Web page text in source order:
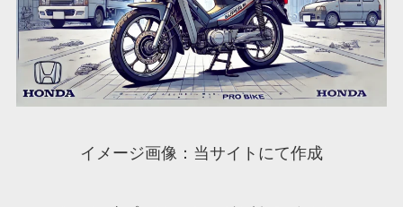
イメージ画像：当サイトにて作成